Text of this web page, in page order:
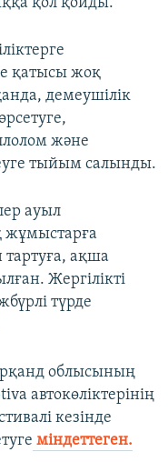
қол қойды.
қатысы жоқ
демеушілік
және
тыйым салынды.
ауыл
ақша
Жергілікті
түрде
облысының
автокөліктерінің
кезінде
міндеттеген.